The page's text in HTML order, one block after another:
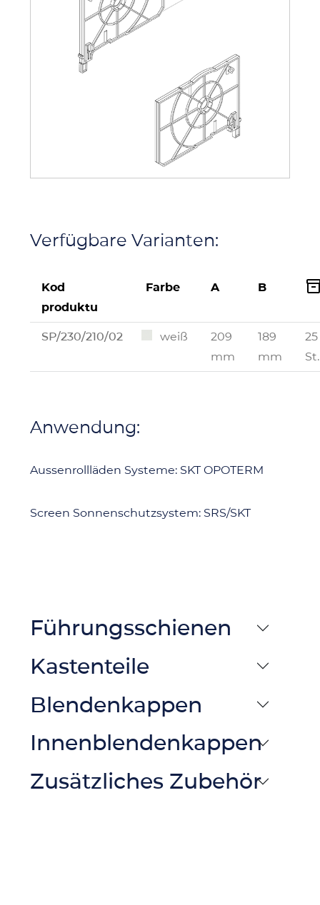
Verfügbare Varianten:
Kod
produktu
Farbe A B
SP/230/210/02 weiß
209
mm
189
mm
25
St.
Anwendung:
Aussenrollläden Systeme: SKT OPOTERM
Screen Sonnenschutzsystem: SRS/SKT
Führungsschienen
Kastenteile
Blendenkappen
Innenblendenkappen
Zusätzliches Zubehör